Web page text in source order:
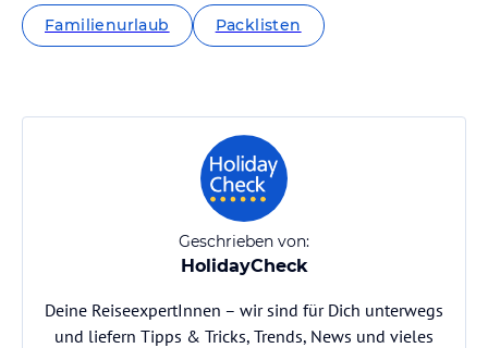
Familienurlaub Packlisten
Geschrieben von:
HolidayCheck
Deine ReiseexpertInnen – wir sind für Dich unterwegs
und liefern Tipps & Tricks, Trends, News und vieles